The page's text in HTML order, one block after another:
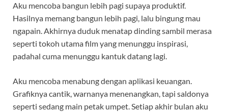
Aku mencoba bangun lebih pagi supaya produktif.
Hasilnya memang bangun lebih pagi, lalu bingung mau
ngapain. Akhirnya duduk menatap dinding sambil merasa
seperti tokoh utama film yang menunggu inspirasi,
padahal cuma menunggu kantuk datang lagi.
Aku mencoba menabung dengan aplikasi keuangan.
Grafiknya cantik, warnanya menenangkan, tapi saldonya
seperti sedang main petak umpet. Setiap akhir bulan aku